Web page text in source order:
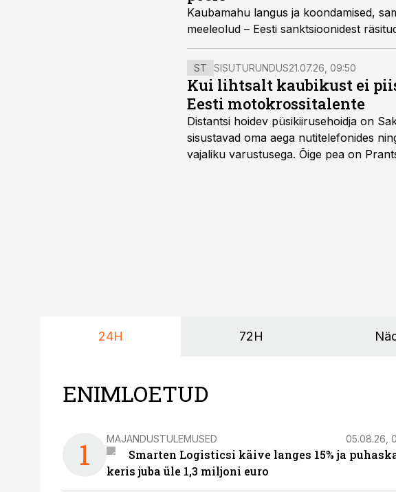
Kaubamahu langus ja koondamised,
meeleolud – Eesti sanktsioonidest
ST SISUTURUNDUS21.07.26, 09:50
Kui lihtsalt kaubikust ei
Eesti motokrossitalente
Distantsi hoidev püsikiirusehoidja on
sisustavad oma aega nutitelefonides
vajaliku varustusega. Õige pea on
24H 72H
ENIMLOETUD
1 MAJANDUSTULEMUSED 05.08.26,
Smarten Logisticsi käive langes 15% ja
keris juba üle 1,3 miljoni euro